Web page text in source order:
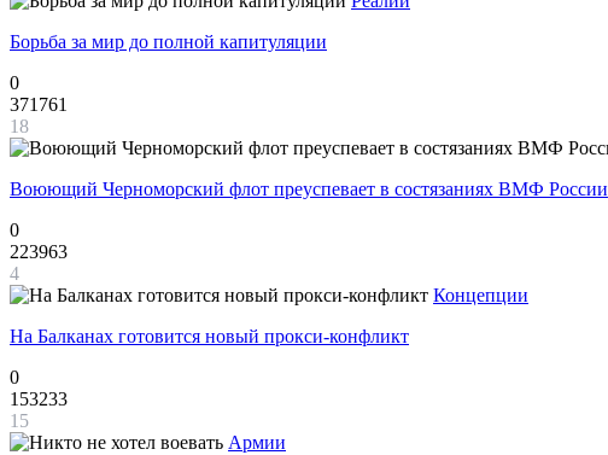
Борьба за мир до полной капитуляции
0
371761
18
Воюющий Черноморский флот преуспевает в состязаниях ВМФ России
0
223963
4
Концепции
На Балканах готовится новый прокси-конфликт
0
153233
15
Армии